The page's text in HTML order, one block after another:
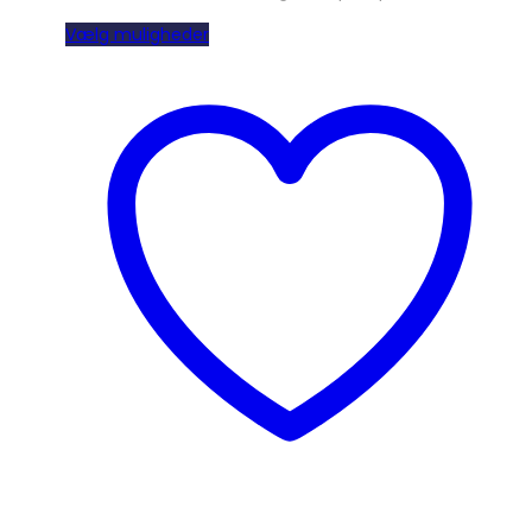
Vælg mulighederDette
flere
varianter.
Mulighederne